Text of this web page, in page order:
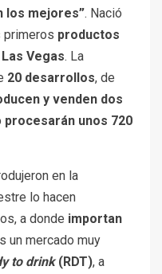
los mejores”. Nació
primeros productos
Vegas. La
20 desarrollos, de
y venden dos
procesarán unos 720
en la
lo hacen
a donde importan
un mercado muy
to drink(RDT), a